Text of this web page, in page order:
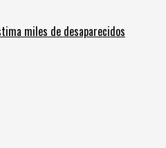
miles de desaparecidos